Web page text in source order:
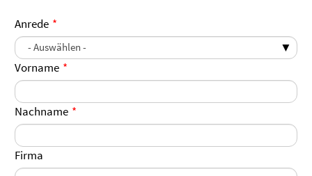
Anrede
Vorname
Nachname
Firma